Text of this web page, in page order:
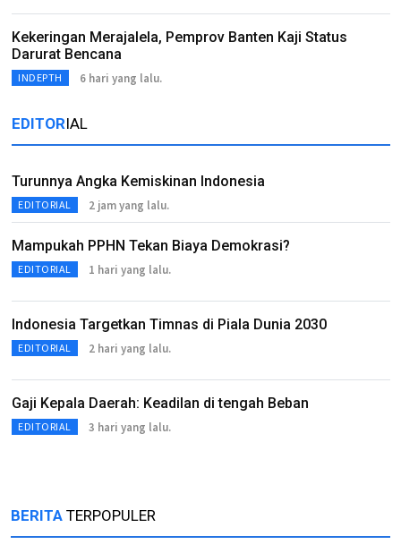
Kekeringan Merajalela, Pemprov Banten Kaji Status
Darurat Bencana
INDEPTH 6 hari yang lalu.
EDITORIAL
Turunnya Angka Kemiskinan Indonesia
EDITORIAL 2 jam yang lalu.
Mampukah PPHN Tekan Biaya Demokrasi?
EDITORIAL 1 hari yang lalu.
Indonesia Targetkan Timnas di Piala Dunia 2030
EDITORIAL 2 hari yang lalu.
Gaji Kepala Daerah: Keadilan di tengah Beban
EDITORIAL 3 hari yang lalu.
BERITA TERPOPULER